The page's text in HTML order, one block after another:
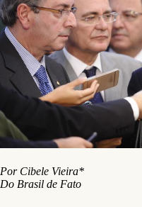
Por Cibele Vieira*
Do Brasil de Fato